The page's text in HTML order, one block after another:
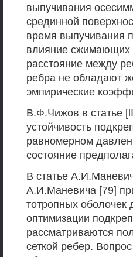
выпучивания
срединной
время выпучивания
влияние сжимающих
расстояние между
ребра не обладают
эмпирические
В.Ф.Чижов в статье
устойчивость
равномерном
состояние
В статье
А.И.Маневича [79]
тотропных оболочек
оптимизации
рассматриваются
сеткой ребер.